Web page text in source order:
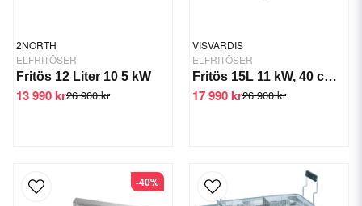
2NORTH
ELFRITÖSER
Fritös 12 Liter 10 5 kW
26 900 kr
13 990 kr
VISVARDIS
ELFRITÖSER
Fritös 15L 11 kW, 40 cm Turbo
26 900 kr
17 990 kr
-40%